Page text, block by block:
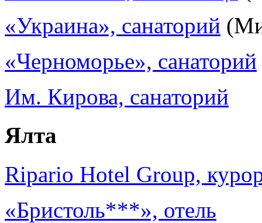
«Украина», санаторий
«Черноморье», санаторий
Им. Кирова, санаторий
Ялта
Ripario Hotel Group,
«Бристоль***», отель